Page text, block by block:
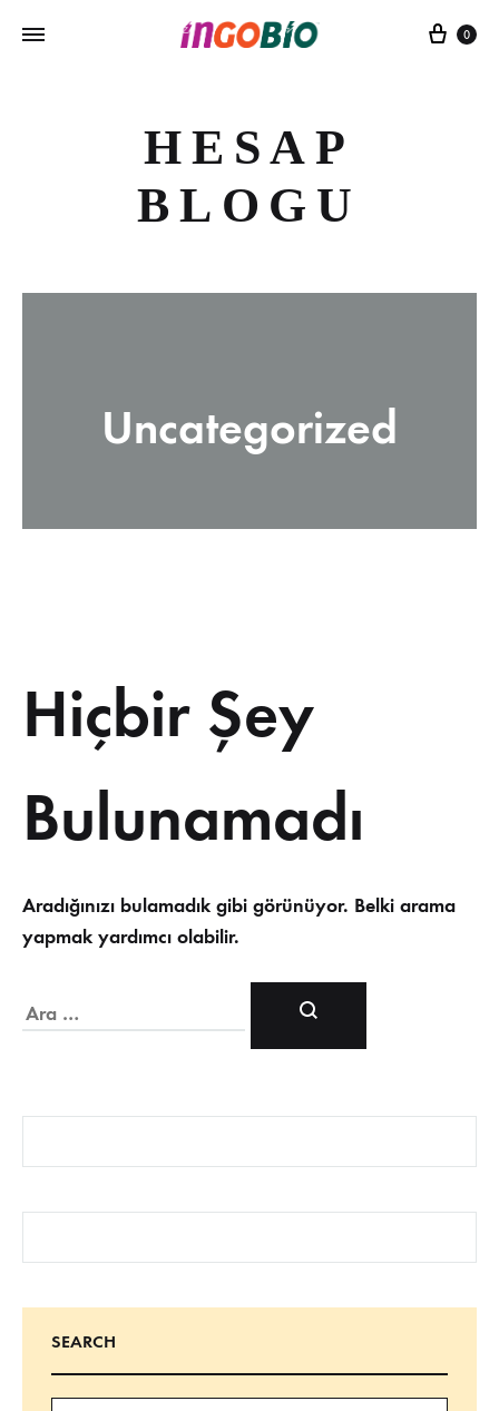
0
HESAP
BLOGU
Uncategorized
Hiçbir Şey
Bulunamadı
Aradığınızı bulamadık gibi görünüyor. Belki arama
yapmak yardımcı olabilir.
SEARCH